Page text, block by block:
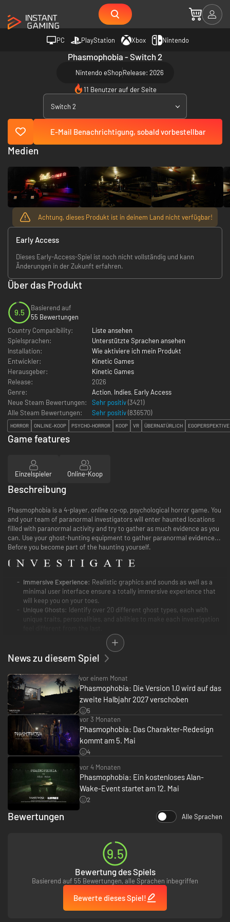
PC PlayStation Xbox Nintendo
Phasmophobia - Switch 2
Nintendo eShopRelease: 2026
11 Benutzer auf der Seite
Switch 2
E-Mail Benachrichtigung, sobald vorbestellbar
Achtung, dieses Produkt ist in deinem Land nicht verfügbar!
Early Access
Dieses Early-Access-Spiel ist noch nicht vollständig und kann
Änderungen in der Zukunft erfahren.
Über das Produkt
9.5
Basierend auf
55 Bewertungen
Country Compatibility:
Liste ansehen
Spielsprachen:
Unterstützte Sprachen ansehen
Installation:
Wie aktiviere ich mein Produkt
Entwickler:
Kinetic Games
Herausgeber:
Kinetic Games
Release:
2026
Genre:
Action, Indies, Early Access
Neue Steam Bewertungen:
Sehr positiv(3421)
Alle Steam Bewertungen:
Sehr positiv(836570)
HORROR ONLINE-KOOP PSYCHO-HORROR KOOP VR ÜBERNATÜRLICH EGOPERSPEKTIVE
Medien
Game features
Einzelspieler Online-Koop
Beschreibung
Phasmophobia is a 4-player, online co-op, psychological horror game. You
and your team of paranormal investigators will enter haunted locations
filled with paranormal activity and try to gather as much evidence as you
can. Use your ghost-hunting equipment to gather paranormal evidence...
Before you become part of the haunting yourself.
Immersive Experience: Realistic graphics and sounds as well as a
minimal user interface ensure a totally immersive experience that
will keep you on your toes.
Unique Ghosts: Identify over 20 different ghost types, each with
unique traits, personalities, and abilities to make each investigation
Use well-known ghost-hunting equipment such as EMF
Readers, Spirit Boxes, Thermometers, and Night Vision Cameras to
find clues and gather as much paranormal evidence as you can. Find
Cursed Possessions that grant information or abilities in exchange
for your sanity.
Full Voice Recognition:
The Ghosts are listening! Use your actual
voice to interact with the Ghosts through Ouija Boards and EVP
Sessions using a Spirit Box.
Locations:Choose from over 10 different haunted locations, each
with unique twists, hiding spots, and layouts.
With 5 default difficulties and hand crafted weekly
challenges, there are plenty of ways to test your skills.
News zu diesem Spiel
vor einem Monat
Phasmophobia: Die Version 1.0 wird auf das
zweite Halbjahr 2027 verschoben
5
vor 3 Monaten
Phasmophobia: Das Charakter-Redesign
kommt am 5. Mai
4
vor 4 Monaten
Phasmophobia: Ein kostenloses Alan-
Wake-Event startet am 12. Mai
2
Bewertungen Alle Sprachen
9.5
Bewertung des Spiels
Basierend auf 55 Bewertungen, alle Sprachen inbegriffen
Bewerte dieses Spiel!